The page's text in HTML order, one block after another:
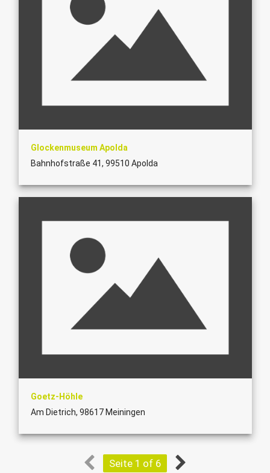
Glockenmuseum Apolda
Bahnhofstraße 41, 99510 Apolda
Goetz-Höhle
Am Dietrich, 98617 Meiningen
Seite 1 of 6